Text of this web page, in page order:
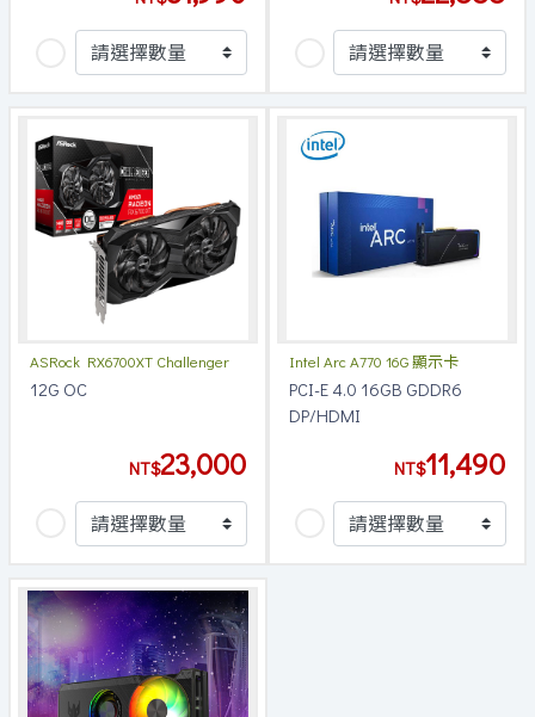
ASRock RX6700XT Challenger
D
12G OC
NT$23,000
Intel Arc A770 16G 顯示卡
PCI-E 4.0 16GB GDDR6
DP/HDMI
NT$11,490